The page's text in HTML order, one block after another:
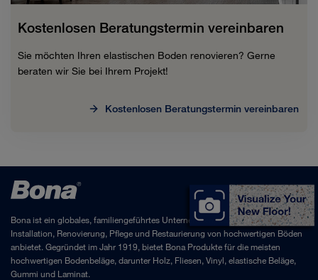
Kostenlosen Beratungstermin vereinbaren
Sie möchten Ihren elastischen Boden renovieren? Gerne
beraten wir Sie bei Ihrem Projekt!
Kostenlosen Beratungstermin vereinbaren
Bona ist ein globales, familiengeführtes Unternehmen, das Produkte für die
Installation, Renovierung, Pflege und Restaurierung von hochwertigen Böden
anbietet. Gegründet im Jahr 1919, bietet Bona Produkte für die meisten
hochwertigen Bodenbeläge, darunter Holz, Fliesen, Vinyl, elastische Beläge,
Gummi und Laminat.